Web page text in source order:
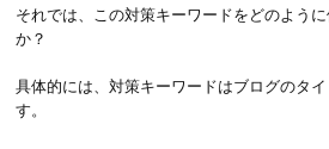
それでは、この対策キーワードをどのよう
か？
具体的には、対策キーワードはブログのタ
す。